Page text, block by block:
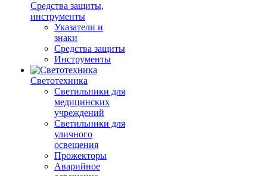
Средства защиты,
инструменты
Указатели и
знаки
Средства защиты
Инструменты
Светотехника
Светильники для
медицинских
учреждений
Светильники для
уличного
освещения
Прожекторы
Аварийное